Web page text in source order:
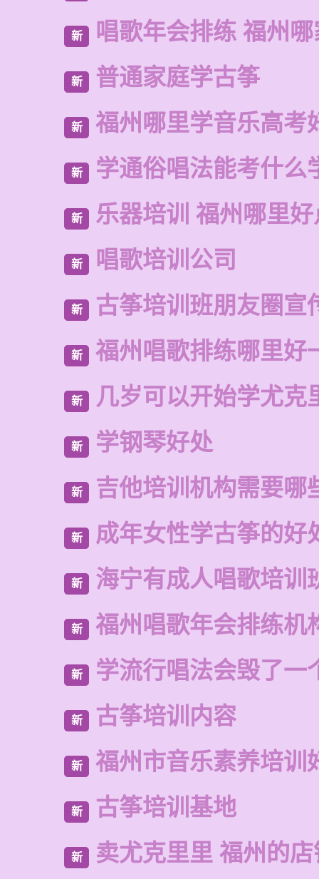
新 唱歌年会排练 福州
新 普通家庭学古筝
新 福州哪里学音乐高考
新 学通俗唱法能考什么
新 乐器培训 福州哪里
新 唱歌培训公司
新 古筝培训班朋友圈宣
新 福州唱歌排练哪里好
新 几岁可以开始学尤克
新 学钢琴好处
新 吉他培训机构需要哪
新 成年女性学古筝的好
新 海宁有成人唱歌培训
新 福州唱歌年会排练机
新 学流行唱法会毁了一
新 古筝培训内容
新 福州市音乐素养培训
新 古筝培训基地
新 卖尤克里里 福州的